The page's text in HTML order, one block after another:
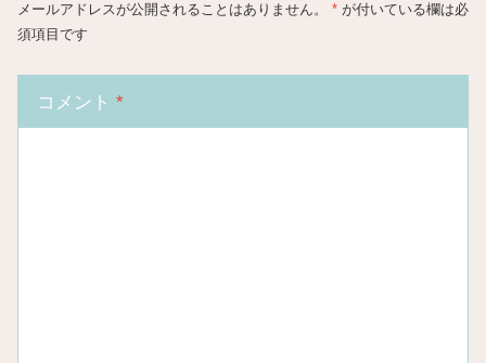
メールアドレスが公開されることはありません。 * が付いている欄は必
須項目です
コメント *